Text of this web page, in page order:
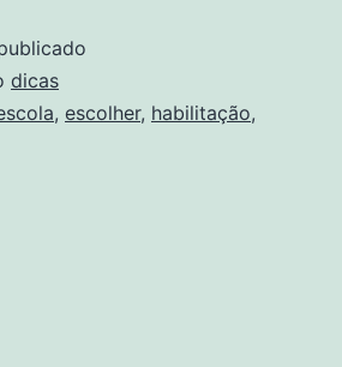
para
tirar
dicas
, escolher, habilitação,